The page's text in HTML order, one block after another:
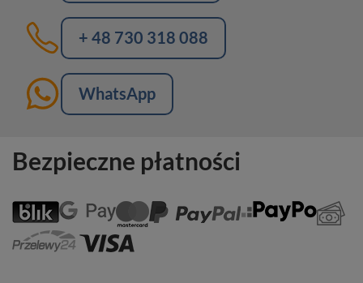
+ 48 730 318 088
WhatsApp
Bezpieczne płatności